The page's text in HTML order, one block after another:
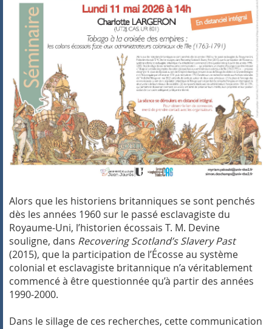
Alors que les historiens britanniques se sont penchés
dès les années 1960 sur le passé esclavagiste du
Royaume-Uni, l’historien écossais T. M. Devine
souligne, dans Recovering Scotland’s Slavery Past
(2015), que la participation de l’Écosse au système
colonial et esclavagiste britannique n’a véritablement
commencé à être questionnée qu’à partir des années
1990-2000.
Dans le sillage de ces recherches, cette communication